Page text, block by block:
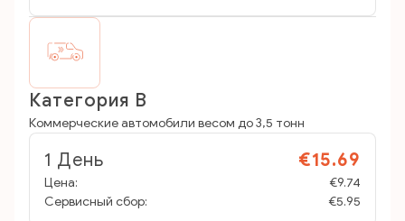
Категория B
Коммерческие автомобили весом до 3,5 тонн
1 День €15.69
Цена:
€9.74
Сервисный сбор:
€5.95